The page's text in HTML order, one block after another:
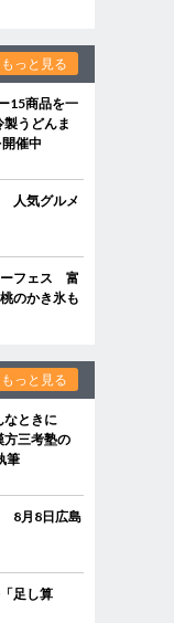
もっと見る
15商品を一
うどんま
催中
人気グルメ
ーフェス 富
のかき氷も
もっと見る
なときに
三考塾の
筆
8月8日広島
足し算